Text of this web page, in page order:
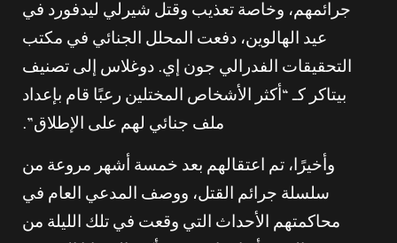
جرائمهم، وخاصة تعذيب وقتل شيرلي ليدفورد في
عيد الهالوين، دفعت المحلل الجنائي في مكتب
التحقيقات الفدرالي جون إي. دوغلاس إلى تصنيف
بيتاكر كـ “أكثر الأشخاص المختلين رعبًا قام بإعداد
ملف جنائي لهم على الإطلاق”.
وأخيرًا، تم اعتقالهم بعد خمسة أشهر مروعة من
سلسلة جرائم القتل، ووصف المدعي العام في
محاكمتهم الأحداث التي وقعت في تلك الليلة من